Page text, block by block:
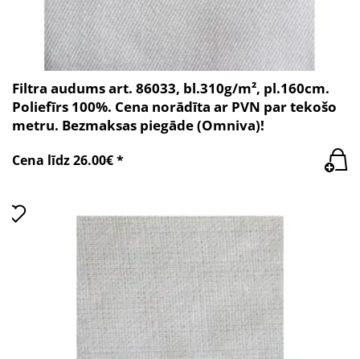
Filtra audums art. 86033, bl.310g/m², pl.160cm.
Poliefīrs 100%. Cena norādīta ar PVN par tekošo
metru. Bezmaksas piegāde (Omniva)!
Cena līdz 26.00€ *